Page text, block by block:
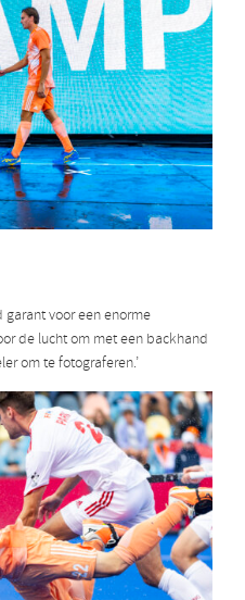
garant voor een enorme
de lucht om met een backhand
om te fotograferen.’